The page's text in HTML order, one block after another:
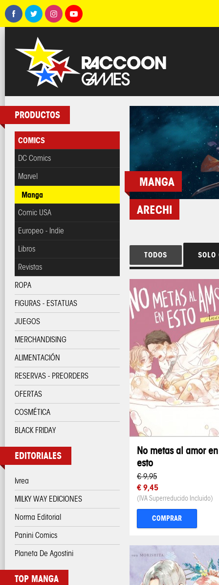
PRODUCTOS
COMICS
DC Comics
Marvel
Manga
Comic USA
Europeo - Indie
Libros
Revistas
ROPA
FIGURAS - ESTATUAS
JUEGOS
MERCHANDISING
ALIMENTACIÓN
RESERVAS - PREORDERS
OFERTAS
COSMÉTICA
BLACK FRIDAY
EDITORIALES
Ivrea
MILKY WAY EDICIONES
Norma Editorial
Panini Comics
Planeta De Agostini
TOP MANGA
MANGA
ARECHI
TODOS SOLO
No metas al amor en
esto
€ 9,95
€ 9,45
(IVA Superreducido Incluido)
COMPRAR